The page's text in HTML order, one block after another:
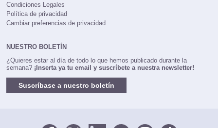
Condiciones Legales
Política de privacidad
Cambiar preferencias de privacidad
NUESTRO BOLETÍN
¿Quieres estar al día de todo lo que hemos publicado durante la
semana? ¡Inserta ya tu email y suscríbete a nuestra newsletter!
Suscríbase a nuestro boletín